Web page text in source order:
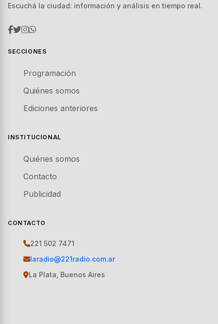
Escuchá la ciudad: información y análisis en tiempo real.
SECCIONES
Programación
Quiénes somos
Ediciones anteriores
INSTITUCIONAL
Quiénes somos
Contacto
Publicidad
CONTACTO
221 502 7471
laradio@221radio.com.ar
La Plata, Buenos Aires